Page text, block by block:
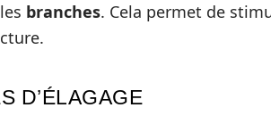
branches. Cela permet de
D’ÉLAGAGE